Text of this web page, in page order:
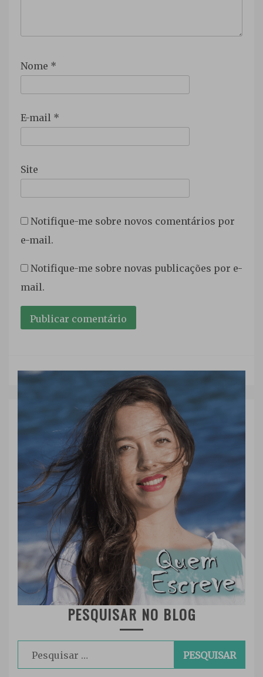
Nome *
E-mail *
Site
Notifique-me sobre novos comentários por
e-mail.
Notifique-me sobre novas publicações por e-
mail.
PESQUISAR NO BLOG
Pesquisar
por: